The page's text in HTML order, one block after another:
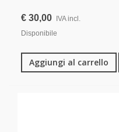
€ 30,00
IVA incl.
Disponibile
Aggiungi al carrello